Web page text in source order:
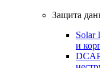
Защита
Solar
и